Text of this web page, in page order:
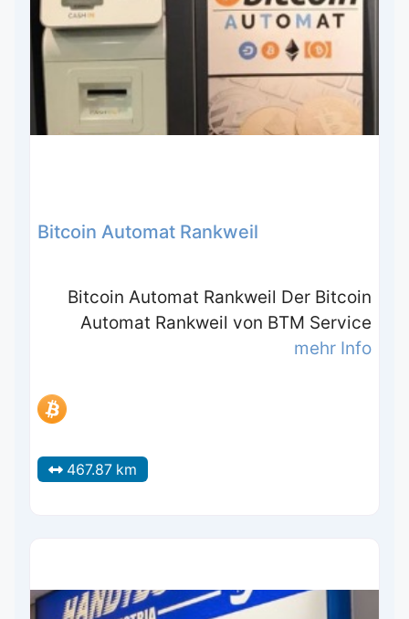
Bitcoin Automat Rankweil
Bitcoin Automat Rankweil Der Bitcoin
Automat Rankweil von BTM Service
mehr Info
467.87 km